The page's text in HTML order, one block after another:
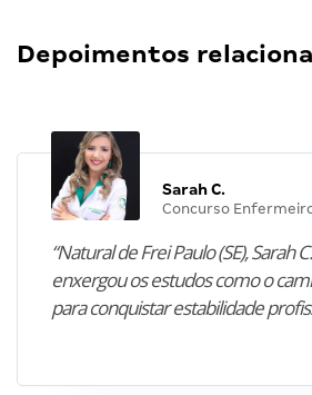
Depoimentos
Sarah C.
Concurso
“Natural de Frei Paulo (SE), Sarah
enxergou os estudos como o
para conquistar estabilidade